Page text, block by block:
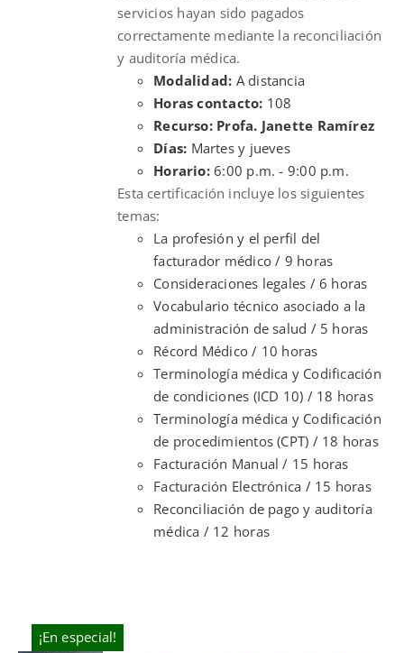
servicios hayan sido pagados
correctamente mediante la reconciliación
y auditoría médica.
Modalidad: A distancia
Horas contacto: 108
Recurso: Profa. Janette Ramírez
Días: Martes y jueves
Horario:6:00 p.m. - 9:00 p.m.
Esta certificación incluye los siguientes
temas:
La profesión y el perfil del
facturador médico / 9 horas
Consideraciones legales / 6 horas
Vocabulario técnico asociado a la
administración de salud / 5 horas
Récord Médico / 10 horas
Terminología médica y Codificación
de condiciones (ICD 10) / 18 horas
Terminología médica y Codificación
de procedimientos (CPT) / 18 horas
Facturación Manual / 15 horas
Facturación Electrónica / 15 horas
Reconciliación de pago y auditoría
médica / 12 horas
¡En especial!